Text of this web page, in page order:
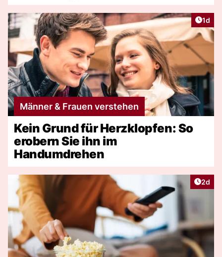
1d
Männer & Frauen verstehen
Kein Grund für Herzklopfen: So
erobern Sie ihn im
Handumdrehen
2d